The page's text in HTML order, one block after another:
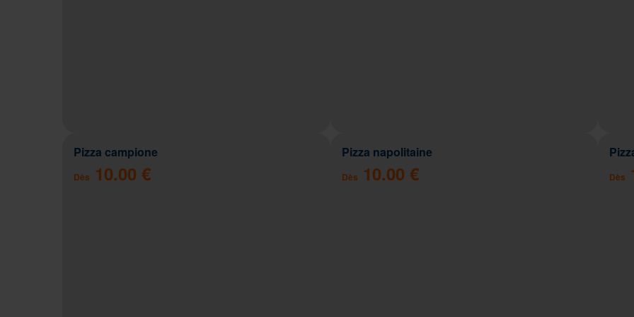
Pizza campione
Dès 10.00 €
Pizza napolitaine
Dès 10.00 € Dès